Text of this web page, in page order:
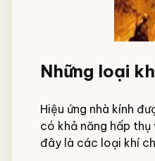
Những loại
Hiệu ứng nhà kính
có khả năng hấp
đây là các loại khí